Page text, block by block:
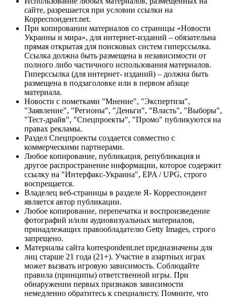
сайте, разрешается при условии ссылки на
Корреспондент.net.
При копировании материалов со страницы «Новости
Украины и мира», для интернет-изданий – обязательна
прямая открытая для поисковых систем гиперссылка.
Ссылка должна быть размещена в независимости от
полного либо частичного использования материалов.
Гиперссылка (для интернет- изданий) – должна быть
размещена в подзаголовке или в первом абзаце
материала.
Новости с пометками "Мнение", "Экспертиза",
"Заявление", "Регионы", "Деньги", "Власть", "Выборы",
"Тест-драйв", "Спецпроекты", "Промо" публикуются на
правах рекламы.
Раздел Спецпроекты создается совместно с
коммерческими партнерами.
Любое копирование, публикация, републикация и
другое распространение информации, которое содержит
ссылку на "Интерфакс-Украина", EPA / UPG, строго
воспрещается.
Владелец веб-страницы в разделе Я- Корреспондент
является автор публикации.
Любое копирование, перепечатка и воспроизведение
фотографий и/или аудиовизуальных материалов,
принадлежащих правообладателю Getty Images, строго
запрещено.
Материалы сайта korrespondent.net предназначены для
лиц старше 21 года (21+). Участие в азартных играх
может вызвать игровую зависимость. Соблюдайте
правила (принципы) ответственной игры. При
обнаружении первых признаков зависимости
немедленно обратитесь к специалисту. Помните, что